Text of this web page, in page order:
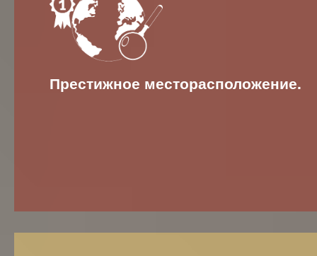
Престижное месторасположение.